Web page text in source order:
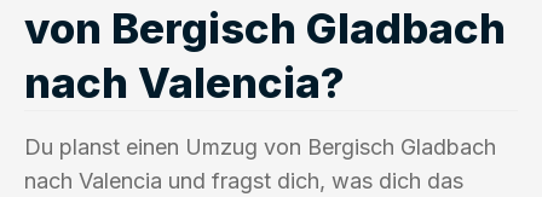
von Bergisch Gladbach
nach Valencia?
Du planst einen Umzug von Bergisch Gladbach
nach Valencia und fragst dich, was dich das